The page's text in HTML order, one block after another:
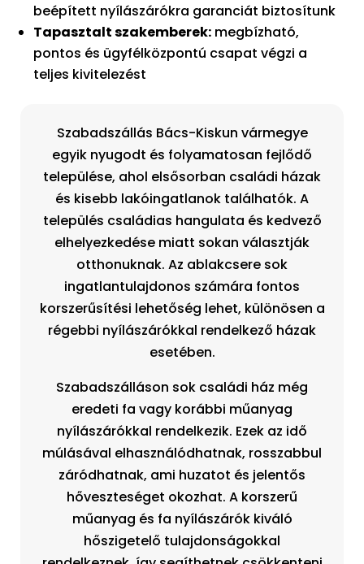
beépített nyílászárókra garanciát biztosítunk
Tapasztalt szakemberek: megbízható,
pontos és ügyfélközpontú csapat végzi a
teljes kivitelezést
Szabadszállás Bács-Kiskun vármegye
egyik nyugodt és folyamatosan fejlődő
települése, ahol elsősorban családi házak
és kisebb lakóingatlanok találhatók. A
település családias hangulata és kedvező
elhelyezkedése miatt sokan választják
otthonuknak. Az ablakcsere sok
ingatlantulajdonos számára fontos
korszerűsítési lehetőség lehet, különösen a
régebbi nyílászárókkal rendelkező házak
esetében.
Szabadszálláson sok családi ház még
eredeti fa vagy korábbi műanyag
nyílászárókkal rendelkezik. Ezek az idő
múlásával elhasználódhatnak, rosszabbul
záródhatnak, ami huzatot és jelentős
hőveszteséget okozhat. A korszerű
műanyag és fa nyílászárók kiváló
hőszigetelő tulajdonságokkal